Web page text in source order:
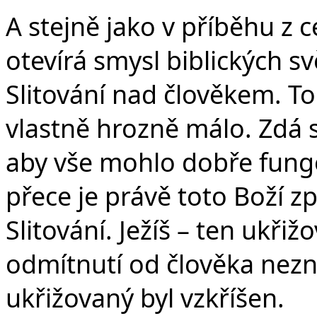
A stejně jako v příběhu z
otevírá smysl biblických
Slitování nad člověkem.
vlastně hrozně málo. Zdá
aby vše mohlo dobře
přece je právě toto Boží
Slitování. Ježíš – ten
odmítnutí od člověka
ukřižovaný byl vzkříšen.